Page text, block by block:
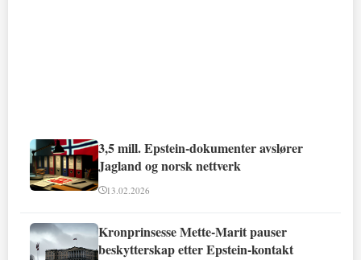
3,5 mill. Epstein-dokumenter avslører
Jagland og norsk nettverk
13.02.2026
Kronprinsesse Mette-Marit pauser
beskytterskap etter Epstein-kontakt